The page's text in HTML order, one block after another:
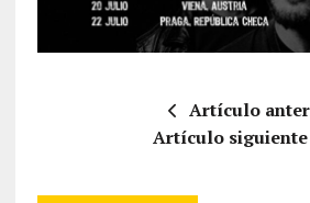
Artículo
Artículo siguiente